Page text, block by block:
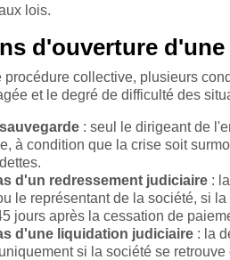
lois.
d'ouverture
procédure collective, plusieurs
et le degré de difficulté des
: seul le dirigeant de
à condition que la crise soit
d'un redressement judiciaire :
le représentant de la société, si
jours après la cessation de
d'une liquidation judiciaire : la
si la société se